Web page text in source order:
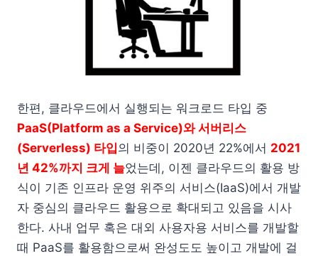
한편, 클라우드에서 실행되는 워크로드 타입 중
PaaS(Platform as a Service)와 서버리스
(Serverless) 타입의 비중이 2020년 22%에서 2021
년 42%까지 크게 늘었는데, 이젠 클라우드의 활용 방
식이 기존 인프라 운영 위주의 서비스(IaaS)에서 개발
자 중심의 클라우드 활용으로 확대되고 있음을 시사
한다. 사내 업무 혹은 대외 사용자용 서비스를 개발할
때 PaaS를 활용함으로써 완성도도 높이고 개발에 걸